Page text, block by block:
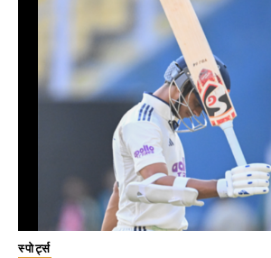
स्पोर्ट्स